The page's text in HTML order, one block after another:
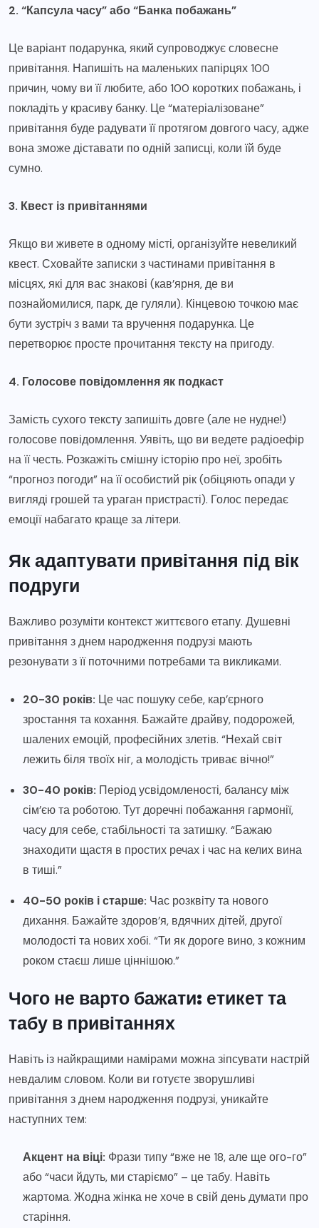
2. “Капсула часу” або “Банка побажань”
Це варіант подарунка, який супроводжує словесне
привітання. Напишіть на маленьких папірцях 100
причин, чому ви її любите, або 100 коротких побажань, і
покладіть у красиву банку. Це “матеріалізоване”
привітання буде радувати її протягом довгого часу, адже
вона зможе діставати по одній записці, коли їй буде
сумно.
3. Квест із привітаннями
Якщо ви живете в одному місті, організуйте невеликий
квест. Сховайте записки з частинами привітання в
місцях, які для вас знакові (кав’ярня, де ви
познайомилися, парк, де гуляли). Кінцевою точкою має
бути зустріч з вами та вручення подарунка. Це
перетворює просте прочитання тексту на пригоду.
4. Голосове повідомлення як подкаст
Замість сухого тексту запишіть довге (але не нудне!)
голосове повідомлення. Уявіть, що ви ведете радіоефір
на її честь. Розкажіть смішну історію про неї, зробіть
“прогноз погоди” на її особистий рік (обіцяють опади у
вигляді грошей та ураган пристрасті). Голос передає
емоції набагато краще за літери.
Як адаптувати привітання під вік
подруги
Важливо розуміти контекст життєвого етапу. Душевні
привітання з днем народження подрузі мають
резонувати з її поточними потребами та викликами.
20-30 років: Це час пошуку себе, кар’єрного
зростання та кохання. Бажайте драйву, подорожей,
шалених емоцій, професійних злетів. “Нехай світ
лежить біля твоїх ніг, а молодість триває вічно!”
30-40 років: Період усвідомленості, балансу між
сім’єю та роботою. Тут доречні побажання гармонії,
часу для себе, стабільності та затишку. “Бажаю
знаходити щастя в простих речах і час на келих вина
в тиші.”
40-50 років і старше: Час розквіту та нового
дихання. Бажайте здоров’я, вдячних дітей, другої
молодості та нових хобі. “Ти як дороге вино, з кожним
роком стаєш лише ціннішою.”
Чого не варто бажати: етикет та
табу в привітаннях
Навіть із найкращими намірами можна зіпсувати настрій
невдалим словом. Коли ви готуєте зворушливі
привітання з днем народження подрузі, уникайте
наступних тем:
Акцент на віці: Фрази типу “вже не 18, але ще ого-го”
або “часи йдуть, ми старіємо” – це табу. Навіть
жартома. Жодна жінка не хоче в свій день думати про
старіння.